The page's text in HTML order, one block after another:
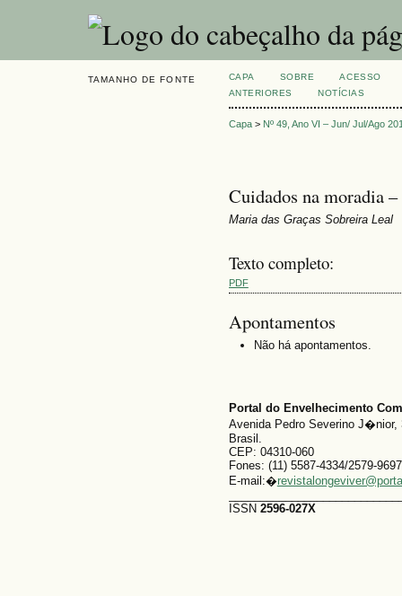
TAMANHO DE FONTE CAPA SOBRE
ACESSO
ANTERIORES
NOTÍCIAS
Capa> Nº 49, Ano VI – Jun/ Jul/Ago
Cuidados na moradia
Maria das Graças Sobreira Leal
Texto completo:
PDF
Apontamentos
Não há apontamentos.
Portal do Envelhecimento
Avenida Pedro Severino
Brasil.
CEP: 04310-060
Fones: (11) 5587-4334/2579-9697
E-mail:�
ISSN 2596-027X